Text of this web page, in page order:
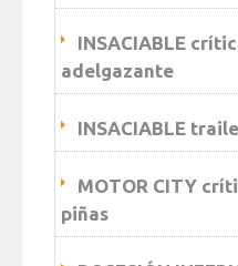
INSACIABLE
adelgazante
INSACIABLE
MOTOR CITY
piñas